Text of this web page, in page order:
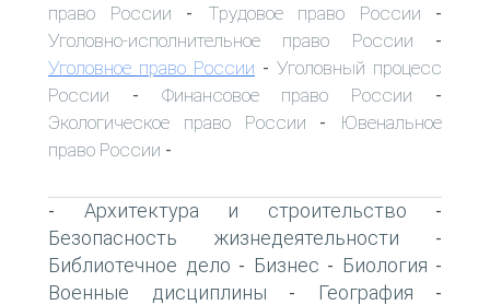
право России - Трудовое право России -
Уголовно-исполнительное право России -
Уголовное право России - Уголовный процесс
России - Финансовое право России -
Экологическое право России -
Ювенальное
право России -
- Архитектура и строительство -
Безопасность жизнедеятельности -
Библиотечное дело - Бизнес - Биология -
Военные дисциплины - География -